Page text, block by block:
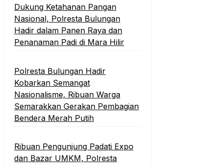
Dukung Ketahanan Pangan
Nasional, Polresta Bulungan
Hadir dalam Panen Raya dan
Penanaman Padi di Mara Hilir
Polresta Bulungan Hadir
Kobarkan Semangat
Nasionalisme, Ribuan Warga
Semarakkan Gerakan Pembagian
Bendera Merah Putih
Ribuan Pengunjung Padati Expo
dan Bazar UMKM, Polresta